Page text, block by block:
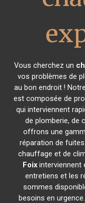
Vous cherchez un
vos problèmes de
au bon endroit !
est composée de
qui interviennent
de plomberie, de
offrons une
réparation de
chauffage et de
Foix interviennent
entretiens et les
sommes
besoins en